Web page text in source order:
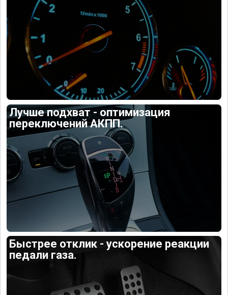
Лучше подхват - оптимизация
переключений АКПП.
Быстрее отклик - ускорение реакции
педали газа.